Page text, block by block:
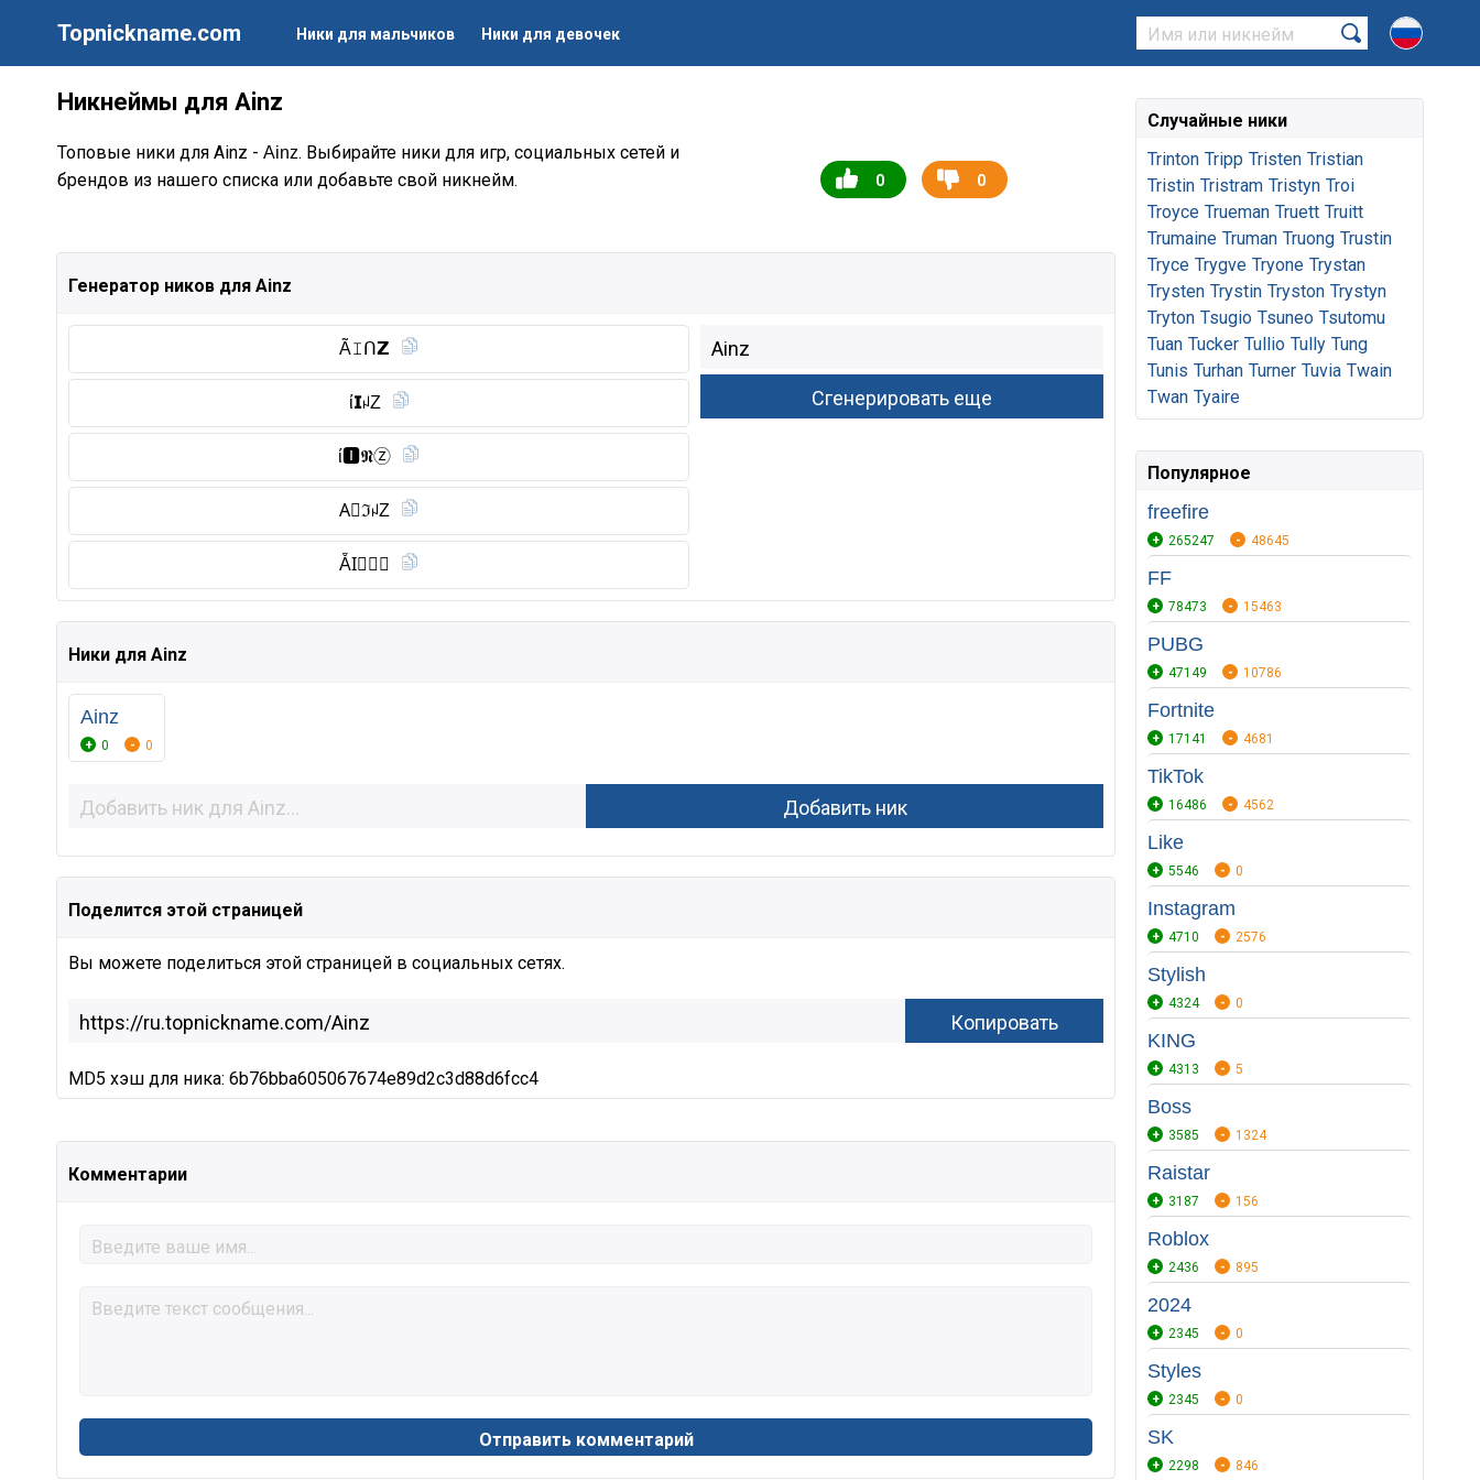
Topnickname.com Ники для мальчиков Ники для девочек
Никнеймы для Ainz
Топовые ники для Ainz - Ainz. Выбирайте ники для игр, социальных сетей и
брендов из нашего списка или добавьте свой никнейм.
0 0
Генератор ников для Ainz
Ã𝙸ᑎ𝗭
ί𝗜ꈤZ
ί🅸︎𝕹Ⓩ︎
A⃠ℑꈤZ
ẴI⃠𝔑🅩
Ники для Ainz
Ainz
0 0
Поделится этой страницей
Вы можете поделиться этой страницей в социальных сетях.
MD5 хэш для ника: 6b76bba605067674e89d2c3d88d6fcc4
Комментарии
Случайные ники
Trinton Tripp Tristen Tristian
Tristin Tristram Tristyn Troi
Troyce Trueman Truett Truitt
Trumaine Truman Truong Trustin
Tryce Trygve Tryone Trystan
Trysten Trystin Tryston Trystyn
Tryton Tsugio Tsuneo Tsutomu
Tuan Tucker Tullio Tully Tung
Tunis Turhan Turner Tuvia Twain
Twan Tyaire
Популярное
freefire
265247 48645
FF
78473 15463
PUBG
47149 10786
Fortnite
17141 4681
TikTok
16486 4562
Like
5546 0
Instagram
4710 2576
Stylish
4324 0
KING
4313 5
Boss
3585 1324
Raistar
3187 156
Roblox
2436 895
2024
2345 0
Styles
2345 0
SK
2298 846